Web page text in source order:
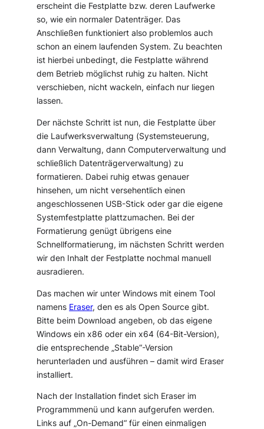
erscheint die Festplatte bzw. deren Laufwerke
so, wie ein normaler Datenträger. Das
Anschließen funktioniert also problemlos auch
schon an einem laufenden System. Zu beachten
ist hierbei unbedingt, die Festplatte während
dem Betrieb möglichst ruhig zu halten. Nicht
verschieben, nicht wackeln, einfach nur liegen
lassen.
Der nächste Schritt ist nun, die Festplatte über
die Laufwerksverwaltung (Systemsteuerung,
dannVerwaltung, dannComputerverwaltung und
schließlich Datenträgerverwaltung) zu
formatieren. Dabei ruhig etwas genauer
hinsehen, um nicht versehentlich einen
angeschlossenen USB-Stick oder gar die eigene
Systemfestplatte plattzumachen. Bei der
Formatierung genügt übrigens eine
Schnellformatierung, im nächsten Schritt werden
wir den Inhalt der Festplatte nochmal manuell
ausradieren.
Das machen wir unter Windows mit einem Tool
namens Eraser, den es als Open Source gibt.
Bitte beim Download angeben, ob das eigene
Windows ein x86 oder ein x64 (64-Bit-Version),
die entsprechende „Stable“-Version
herunterladen und ausführen – damit wird Eraser
installiert.
Nach der Installation findet sich Eraser im
Programmmenü und kann aufgerufen werden.
Links auf „On-Demand“ für einen einmaligen